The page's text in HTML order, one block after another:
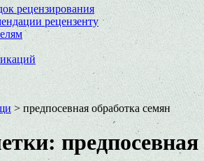
рецензирования
рецензенту
> предпосевная обработка семян